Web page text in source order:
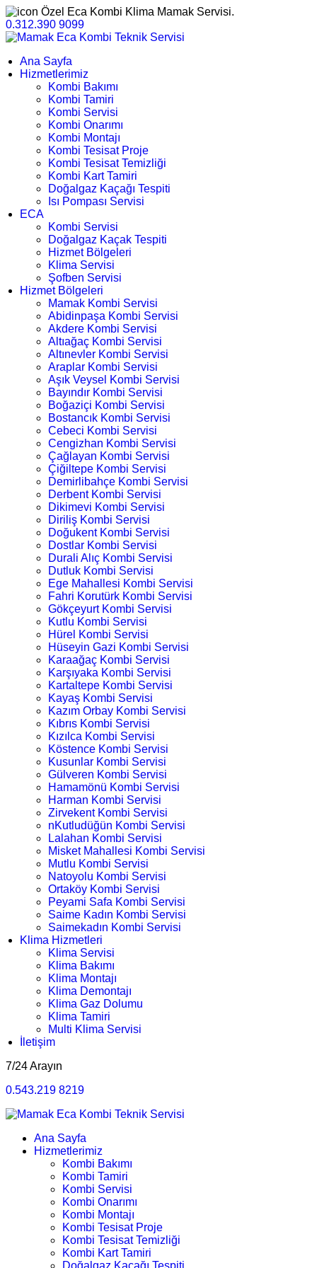
Özel Eca Kombi Klima Mamak Servisi.
0.312.390 9099
Ana Sayfa
Hizmetlerimiz
Kombi Bakımı
Kombi Tamiri
Kombi Servisi
Kombi Onarımı
Kombi Montajı
Kombi Tesisat Proje
Kombi Tesisat Temizliği
Kombi Kart Tamiri
Doğalgaz Kaçağı Tespiti
Isı Pompası Servisi
ECA
Kombi Servisi
Doğalgaz Kaçak Tespiti
Hizmet Bölgeleri
Klima Servisi
Şofben Servisi
Hizmet Bölgeleri
Mamak Kombi Servisi
Abidinpaşa Kombi Servisi
Akdere Kombi Servisi
Altıağaç Kombi Servisi
Altınevler Kombi Servisi
Araplar Kombi Servisi
Aşık Veysel Kombi Servisi
Bayındır Kombi Servisi
Boğaziçi Kombi Servisi
Bostancık Kombi Servisi
Cebeci Kombi Servisi
Cengizhan Kombi Servisi
Çağlayan Kombi Servisi
Çiğiltepe Kombi Servisi
Demirlibahçe Kombi Servisi
Derbent Kombi Servisi
Dikimevi Kombi Servisi
Diriliş Kombi Servisi
Doğukent Kombi Servisi
Dostlar Kombi Servisi
Durali Alıç Kombi Servisi
Dutluk Kombi Servisi
Ege Mahallesi Kombi Servisi
Fahri Korutürk Kombi Servisi
Gökçeyurt Kombi Servisi
Kutlu Kombi Servisi
Hürel Kombi Servisi
Hüseyin Gazi Kombi Servisi
Karaağaç Kombi Servisi
Karşıyaka Kombi Servisi
Kartaltepe Kombi Servisi
Kayaş Kombi Servisi
Kazım Orbay Kombi Servisi
Kıbrıs Kombi Servisi
Kızılca Kombi Servisi
Köstence Kombi Servisi
Kusunlar Kombi Servisi
Gülveren Kombi Servisi
Hamamönü Kombi Servisi
Harman Kombi Servisi
Zirvekent Kombi Servisi
nKutludüğün Kombi Servisi
Lalahan Kombi Servisi
Misket Mahallesi Kombi Servisi
Mutlu Kombi Servisi
Natoyolu Kombi Servisi
Ortaköy Kombi Servisi
Peyami Safa Kombi Servisi
Saime Kadın Kombi Servisi
Saimekadın Kombi Servisi
Klima Hizmetleri
Klima Servisi
Klima Bakımı
Klima Montajı
Klima Demontajı
Klima Gaz Dolumu
Klima Tamiri
Multi Klima Servisi
İletişim
7/24 Arayın
0.543.219 8219
Ana Sayfa
Hizmetlerimiz
Kombi Bakımı
Kombi Tamiri
Kombi Servisi
Kombi Onarımı
Kombi Montajı
Kombi Tesisat Proje
Kombi Tesisat Temizliği
Kombi Kart Tamiri
Doğalgaz Kaçağı Tespiti